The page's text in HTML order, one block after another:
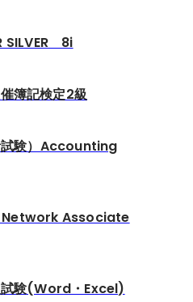
SILVER 8i
簿記検定2級
試験）Accounting
Associate
試験(Word・Excel)